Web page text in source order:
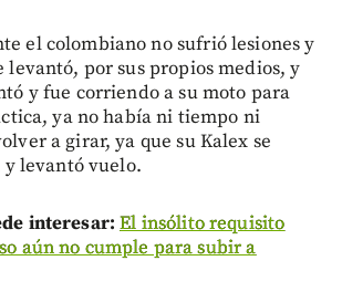
el colombiano no sufrió lesiones y
levantó, por sus propios medios, y
y fue corriendo a su moto para
ya no había ni tiempo ni
a girar, ya que su Kalex se
levantó vuelo.
interesar:El insólito requisito
aún no cumple para subir a